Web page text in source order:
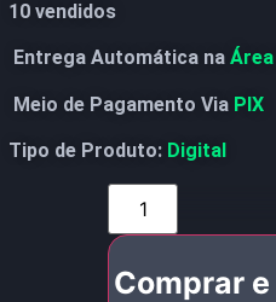
10 vendidos
Entrega Automática na
Meio de Pagamento Via PIX
Tipo de Produto: Digital
Comprar